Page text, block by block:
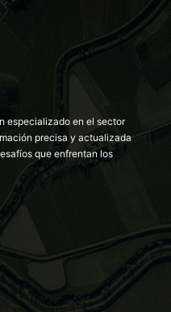
especializado en el sector
precisa y actualizada
que enfrentan los